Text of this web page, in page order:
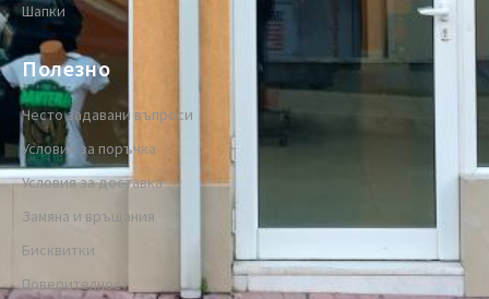
Шапки
Полезно
Често задавани въпроси
Условия за поръчка
Условия за доставка
Замяна и връщания
Бисквитки
Поверителност